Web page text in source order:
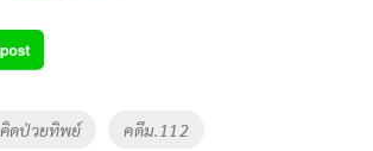
p
y
Li
ดป่วยทิพย์ คดีม.112